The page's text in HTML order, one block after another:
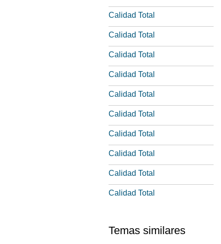
Calidad Total
Calidad Total
Calidad Total
Calidad Total
Calidad Total
Calidad Total
Calidad Total
Calidad Total
Calidad Total
Calidad Total
Temas similares